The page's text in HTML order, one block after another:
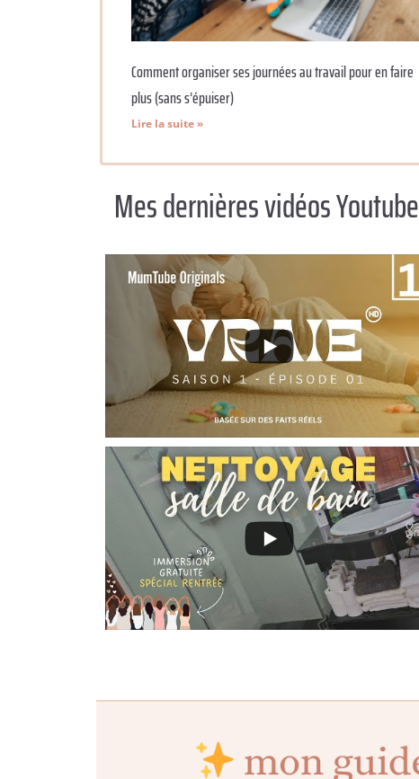
Comment organiser ses journées au travail pour en faire
plus (sans s’épuiser)
Lire la suite »
Mes dernières vidéos Youtube